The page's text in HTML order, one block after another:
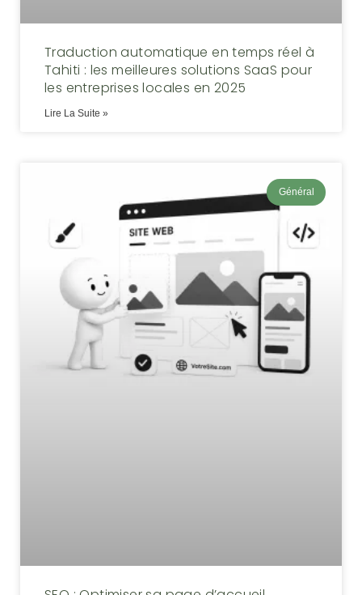
Traduction automatique en temps réel à
Tahiti : les meilleures solutions SaaS pour
les entreprises locales en 2025
Lire La Suite »
Général